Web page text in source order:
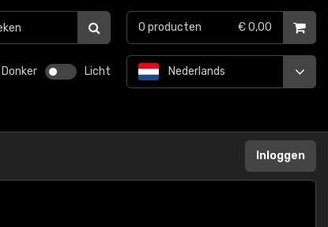
Donker Licht Nederlands
0 producten € 0,00
Inloggen